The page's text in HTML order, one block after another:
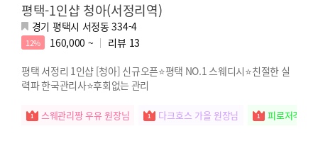
평택-1인샵 청아(서정리역)
경기 평택시 서정동 334-4
12% 160,000 ~ 리뷰 13
평택 서정리 1인샵 [청아] 신규오픈⭐평택 NO.1 스웨디시⭐친절한 실
력파 한국관리사⭐후회없는 관리
스웨관리짱 우유 원장님 다크호스 가을 원장님 피로저격수